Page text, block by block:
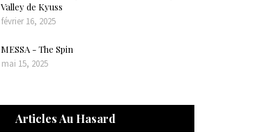
Valley de Kyuss
février 16, 2025
MESSA - The Spin
mai 15, 2025
Articles Au Hasard